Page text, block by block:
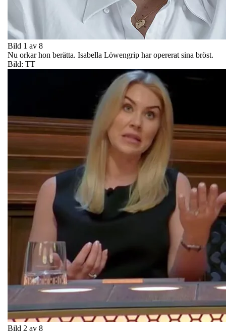
Bild 1 av 8
Nu orkar hon berätta. Isabella Löwengrip har opererat sina bröst.
Bild: TT
Bild 2 av 8